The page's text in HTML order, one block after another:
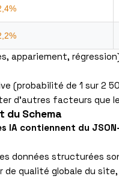
de 1 sur 2
d’autres facteurs que
du Schema
IA contiennent du
données structurées
de qualité globale du